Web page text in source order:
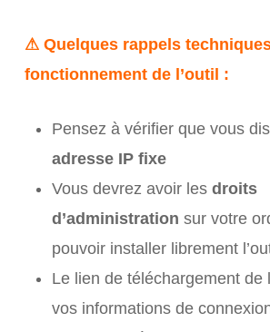
⚠ Quelques rappels
fonctionnement de l’outil :
Pensez à vérifier que vous
adresse IP fixe
Vous devrez avoir lesdroits
d’administration sur votre
pouvoir installer librement
Le lien de téléchargement de
vos informations de